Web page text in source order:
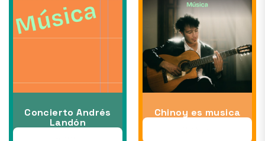
Concierto Andrés
Landón
Chinoy es musica